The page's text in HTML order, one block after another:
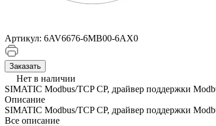
Артикул: 6AV6676-6MB00-6AX0
Заказать
Нет в наличии
SIMATIC Modbus/TCP CP, драйвер поддержки
Описание
SIMATIC Modbus/TCP CP, драйвер поддержки
Все описание